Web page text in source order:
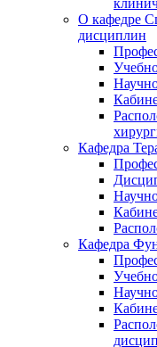
О кафедре
дисциплин
Кафедра
Кафедра